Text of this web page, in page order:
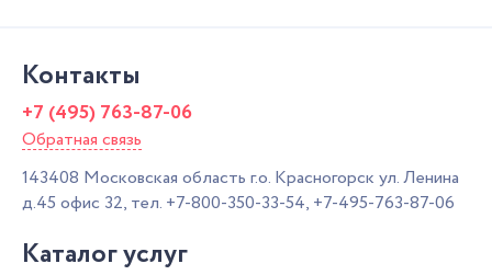
Контакты
+7 (495) 763-87-06
Обратная связь
143408 Московская область г.о. Красногорск ул. Ленина
д.45 офис 32, тел. +7-800-350-33-54, +7-495-763-87-06
Каталог услуг